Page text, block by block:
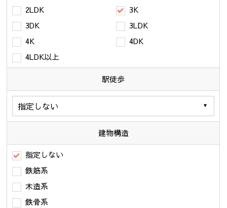
2LDK
3K
3DK
3LDK
4K
4DK
4LDK以上
駅徒歩
建物構造
指定しない
鉄筋系
木造系
鉄骨系